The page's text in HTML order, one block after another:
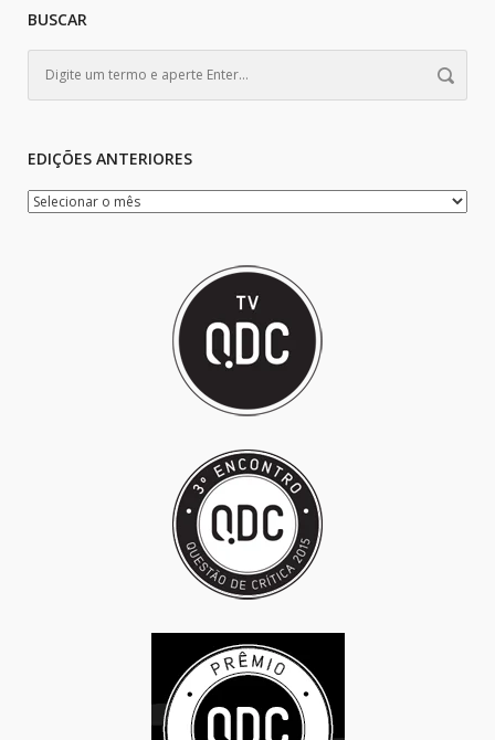
BUSCAR
EDIÇÕES ANTERIORES